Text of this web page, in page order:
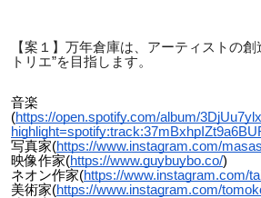
【案１】万年倉庫は、アーティストの
トリエ”を目指します。
音楽
(https://open.spotify.com/album/
写真家(https://www.instagram.com/
映像作家(https://www.guybuybo.co/)
ネオン作家(https://www.instagram.com/
美術家(https://www.instagram.com/